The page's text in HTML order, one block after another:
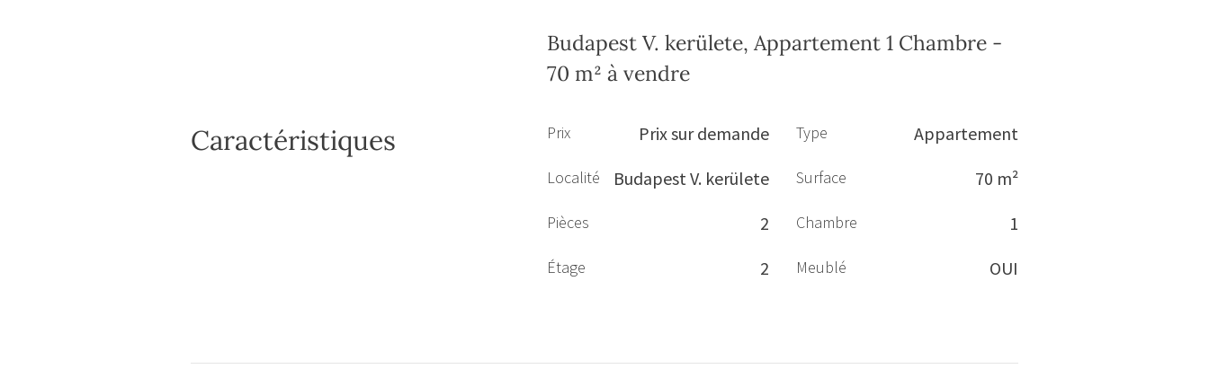
Budapest V. kerülete, Appartement 1 Chambre -
70 m² à vendre
Caractéristiques Prix Prix sur demande Type Appartement
Localité Budapest V. kerülete Surface 70 m²
Pièces 2 Chambre 1
Étage 2 Meublé OUI